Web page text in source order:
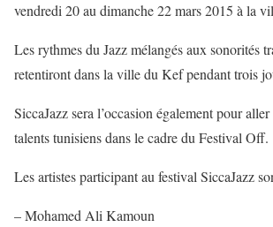
vendredi 20 au dimanche 22 mars 2015 à la
Les rythmes du Jazz mélangés aux sonorités
retentiront dans la ville du Kef pendant trois
SiccaJazz sera l’occasion également pour
talents tunisiens dans le cadre du Festival Off.
Les artistes participant au festival SiccaJazz
– Mohamed Ali Kamoun